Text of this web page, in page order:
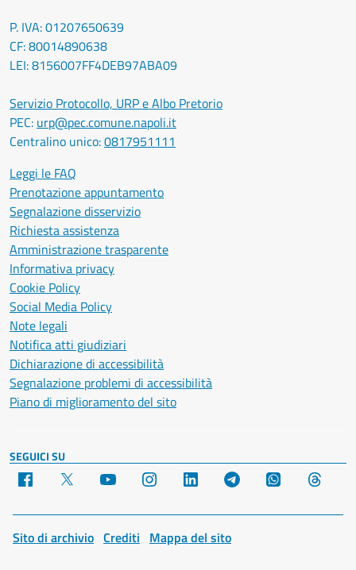
P. IVA: 01207650639
CF: 80014890638
LEI: 8156007FF4DEB97ABA09
Servizio Protocollo, URP e Albo Pretorio
PEC: urp@pec.comune.napoli.it
Centralino unico:0817951111
Leggi le FAQ
Prenotazione appuntamento
Segnalazione disservizio
Richiesta assistenza
Amministrazione trasparente
Informativa privacy
Cookie Policy
Social Media Policy
Note legali
Notifica atti giudiziari
Dichiarazione di accessibilità
Segnalazione problemi di accessibilità
Piano di miglioramento del sito
SEGUICI SU
Facebook YouTube Instagram LinkedIn Telegram WhatsApp
Sito di archivio Crediti Mappa del sito